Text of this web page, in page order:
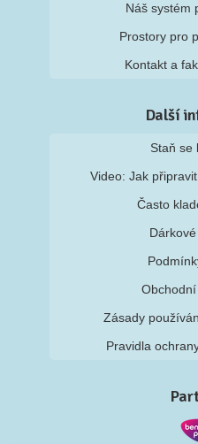
Náš systém
Prostory pro
Kontakt a
Další
Staň se
Video: Jak
Často
Zásady
Pravidla